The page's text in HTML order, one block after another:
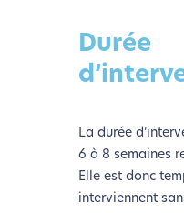
Durée
La durée
6 à 8 semaines
Elle est donc
interviennent